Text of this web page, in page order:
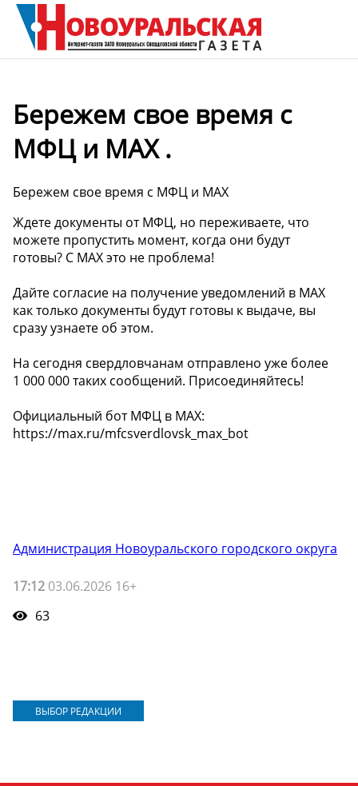
Бережем свое время с
МФЦ и MAX .
Бережем свое время с МФЦ и MAX
Ждете документы от МФЦ, но переживаете, что
можете пропустить момент, когда они будут
готовы? С MAX это не проблема!
Дайте согласие на получение уведомлений в MAX
как только документы будут готовы к выдаче, вы
сразу узнаете об этом.
На сегодня свердловчанам отправлено уже более
1 000 000 таких сообщений. Присоединяйтесь!
Официальный бот МФЦ в MAX:
https://max.ru/mfcsverdlovsk_max_bot
Администрация Новоуральского городского округа
17:12 03.06.2026 16+
63
ВЫБОР РЕДАКЦИИ